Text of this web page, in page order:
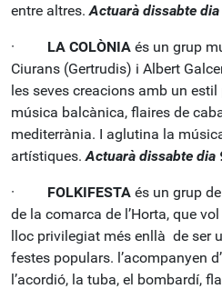
entre altres.Actuarà dissabte
· LA COLÒNIA és un grup
Ciurans (Gertrudis) i Albert
les seves creacions amb un
música balcànica, flaires de
mediterrània. I aglutina la
artístiques.Actuarà dissabte dia
· FOLKIFESTA és un grup
de la comarca de l’Horta, que
lloc privilegiat més enllà de ser
festes populars. l’acompanyen
l’acordió, la tuba, el bombardí­,